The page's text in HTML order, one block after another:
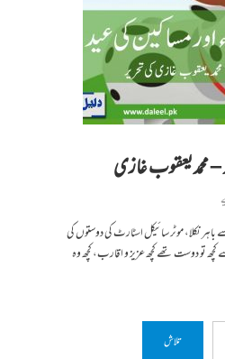
– محمد یعقوب غازی
نکلا، موٹر سائیکل اسٹارٹ کی دوستوں کی
تو دوست تھے کچھ عزیز و اقارب، کچھ وہ
تلاش